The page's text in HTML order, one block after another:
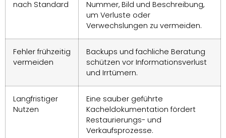
nach Standard
Nummer, Bild und Beschreibung,
um Verluste oder
Verwechslungen zu vermeiden.
Fehler frühzeitig
vermeiden
Backups und fachliche Beratung
schützen vor Informationsverlust
und Irrtümern.
Langfristiger
Nutzen
Eine sauber geführte
Kacheldokumentation fördert
Restaurierungs- und
Verkaufsprozesse.